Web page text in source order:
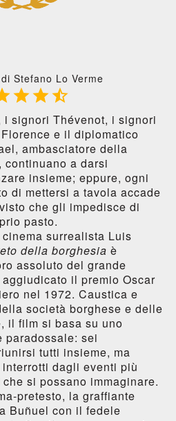
Stefano Lo Verme

signori Thévenot, i signori
e il diplomatico
ambasciatore della
a darsi
insieme; eppure, ogni
di mettersi a tavola accade
che gli impedisce di
pasto.
surrealista Luis
della borghesia è
assoluto del grande
il premio Oscar
nel 1972. Caustica e
società borghese e delle
il film si basa su uno
paradossale: sei
tutti insieme, ma
dagli eventi più
si possano immaginare.
pretesto, la graffiante
Buñuel con il fedele